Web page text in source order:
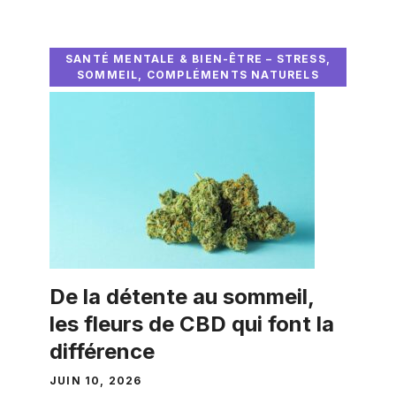
SANTÉ MENTALE & BIEN-ÊTRE – STRESS,
SOMMEIL, COMPLÉMENTS NATURELS
De la détente au sommeil,
les fleurs de CBD qui font la
différence
JUIN 10, 2026